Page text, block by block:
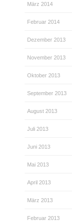
März 2014
Februar 2014
Dezember 2013
November 2013
Oktober 2013
September 2013
August 2013
Juli 2013
Juni 2013
Mai 2013
April 2013
März 2013
Februar 2013